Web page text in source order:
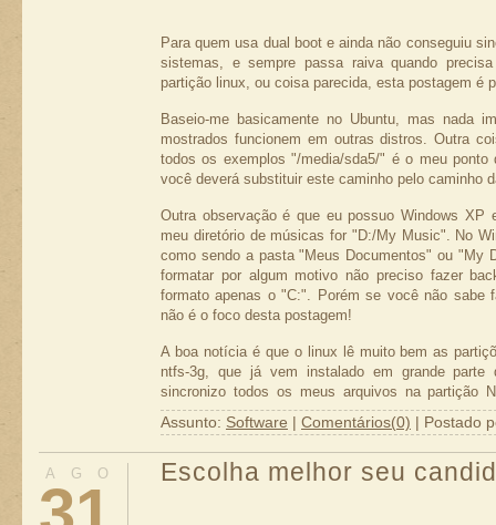
Para quem usa dual boot e ainda não conseguiu
sistemas, e sempre passa raiva quando
partição linux, ou coisa parecida, esta postagem é
Baseio-me basicamente no Ubuntu, mas nada
mostrados funcionem em outras distros. Outra
todos os exemplos "/media/sda5/" é o meu ponto
você deverá substituir este caminho pelo caminho
Outra observação é que eu possuo Windows XP
meu diretório de músicas for "D:/My Music". No
como sendo a pasta "Meus Documentos" ou "My
formatar por algum motivo não preciso fazer
formato apenas o "C:". Porém se você não sabe
não é o foco desta postagem!
A boa notícia é que o linux lê muito bem as
ntfs-3g, que já vem instalado em grande parte
sincronizo todos os meus arquivos na partição
arquivos pessoais, nada de instalações! Para
abaixo, que mostra toda a estrutura de partições do
Assunto: Software Comentários(0) | Postado
AGO Escolha melhor seu